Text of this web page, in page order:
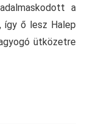
a
így ő lesz Halep
ütközetre